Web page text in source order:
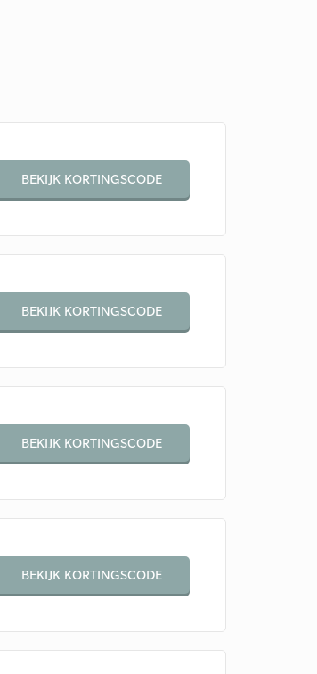
BEKIJK KORTINGSCODE
BEKIJK KORTINGSCODE
BEKIJK KORTINGSCODE
BEKIJK KORTINGSCODE